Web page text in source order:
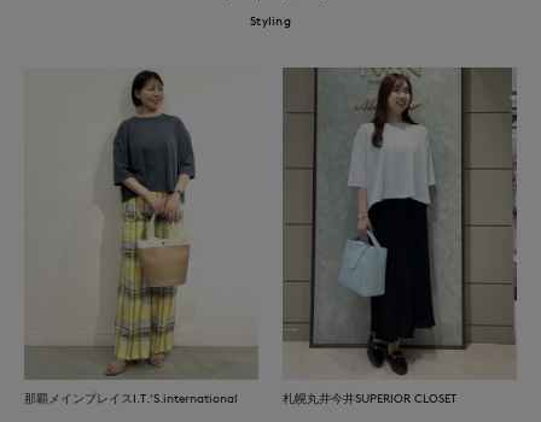
Styling
那覇メインプレイスI.T.'S.international 札幌丸井今井SUPERIOR CLOSET